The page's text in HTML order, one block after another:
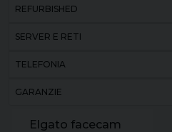
REFURBISHED
SERVER E RETI
TELEFONIA
GARANZIE
Elgato facecam